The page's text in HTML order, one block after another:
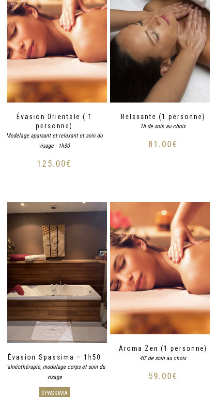
Évasion Orientale ( 1
personne)
Modelage apaisant et relaxant et soin du
visage - 1h30
125.00€
Relaxante (1 personne)
1h de soin au choix
81.00€
Évasion Spassima – 1h50
Balnéothérapie, modelage corps et soin du
visage
SPASSIMA
Aroma Zen (1 personne)
40' de soin au choix
59.00€